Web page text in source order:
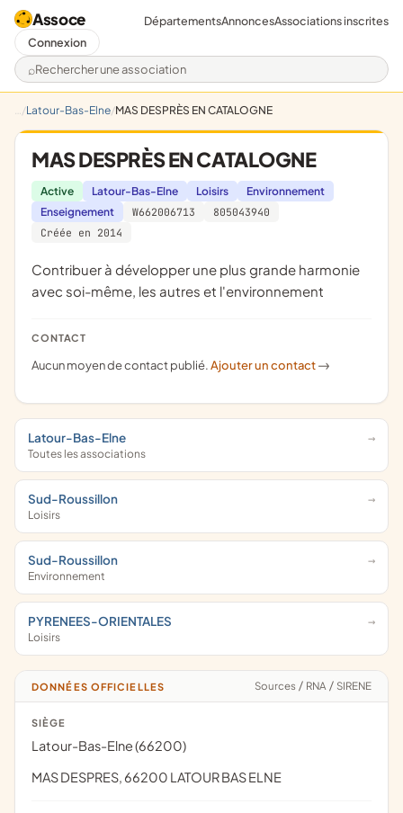
Assoce
Rechercher une association
DépartementsAnnoncesAssociations inscrites
Connexion
Latour-Bas-Elne MAS DESPRÈS EN CATALOGNE
MAS DESPRÈS EN CATALOGNE
Active Latour-Bas-Elne Loisirs
Environnement
Enseignement
W662006713
805043940
Créée en 2014
contribuer à développer une plus grande harmonie
avec soi-même, les autres et l'environnement
CONTACT
Aucun moyen de contact publié.Ajouter un contact ->
Latour-Bas-Elne
Toutes les associations
Sud-Roussillon
Loisirs
Sud-Roussillon
Environnement
PYRENEES-ORIENTALES
Loisirs
DONNÉES OFFICIELLES Sources / RNA / SIRENE
SIÈGE
Latour-Bas-Elne (66200)
MAS DESPRES, 66200 LATOUR BAS ELNE